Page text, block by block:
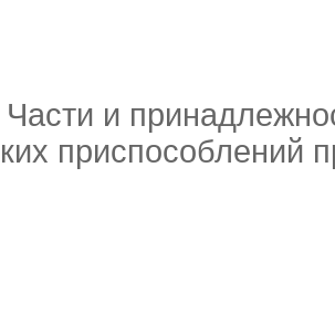
и
приспособлений